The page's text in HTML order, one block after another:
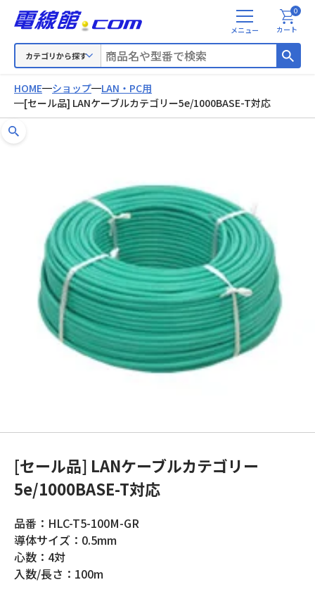
カテゴリから探す
メ
ニ
カート
0
HOME ショップ
LAN・PC用
[セール品] LANケーブルカテゴリー5e/1000BASE-T対応
[セール品] LANケーブルカテゴリー
5e/1000BASE-T対応
品番：HLC-T5-100M-GR
導体サイズ：0.5mm
心数：4対
入数/長さ：100m